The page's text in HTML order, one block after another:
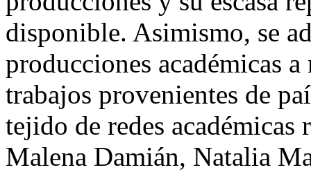
disponible. Asimismo, se
producciones académicas
trabajos provenientes de
tejido de redes
Malena Damián, Natalia